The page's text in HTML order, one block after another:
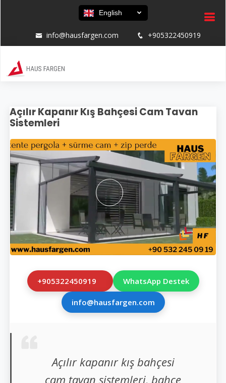
English
info@hausfargen.com +905322450919
Açılır Kapanır Kış Bahçesi Cam Tavan
Sistemleri
+905322450919 WhatsApp Destek
info@hausfargen.com
Açılır kapanır kış bahçesi
cam tavan sistemleri, bahçe